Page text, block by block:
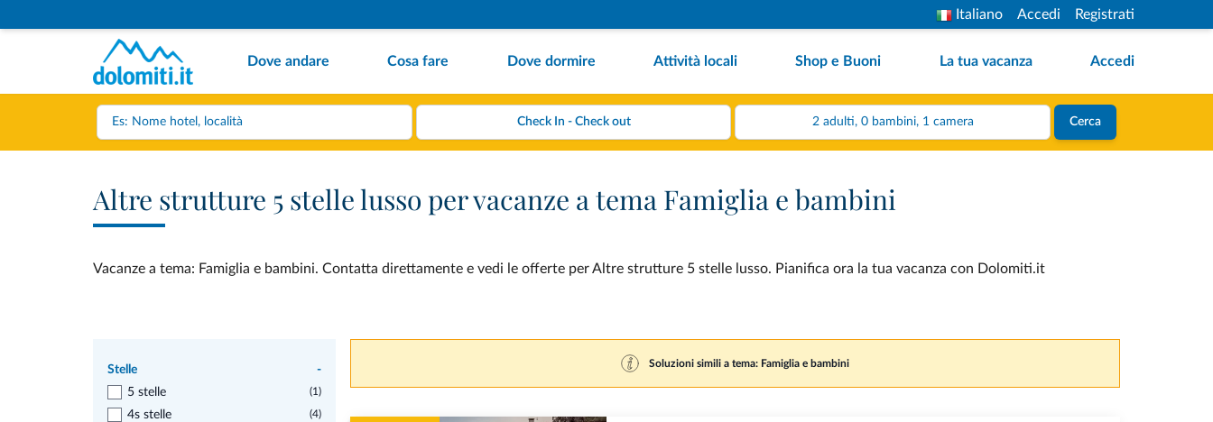
Italiano Accedi Registrati
Dove andare Cosa fare Dove dormire Attività locali Shop e Buoni La tua vacanza Accedi
2 adulti, 0 bambini, 1 camera Cerca
Altre strutture 5 stelle lusso per vacanze a tema Famiglia e bambini
Vacanze a tema: Famiglia e bambini. Contatta direttamente e vedi le offerte per Altre strutture 5 stelle lusso. Pianifica ora la tua vacanza con Dolomiti.it
Stelle
-
5 stelle
(1)
4s stelle (4)
Soluzioni simili a tema: Famiglia e bambini